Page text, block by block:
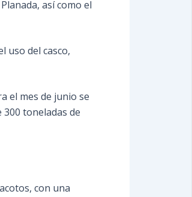
así como el
uso del casco,
el mes de junio se
toneladas de
con una